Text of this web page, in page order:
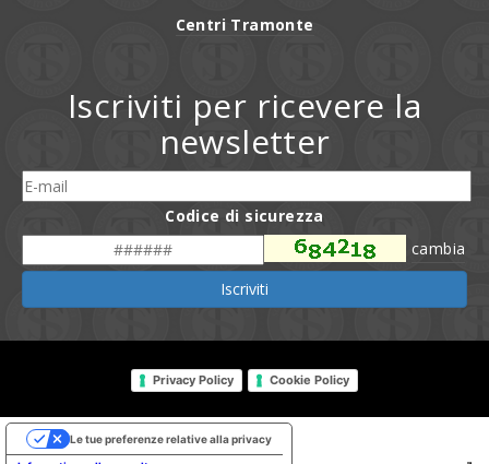
Centri Tramonte
Iscriviti per ricevere la
newsletter
Codice di sicurezza
cambia
Iscriviti
Privacy Policy Cookie Policy
Le tue preferenze relative alla privacy